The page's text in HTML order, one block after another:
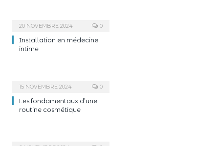
20 NOVEMBRE 2024 0
Installation en médecine
intime
15 NOVEMBRE 2024 0
Les fondamentaux d’une
routine cosmétique